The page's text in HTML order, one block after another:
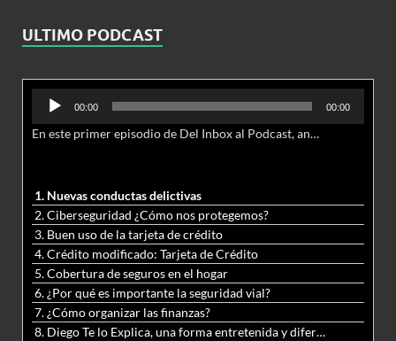
ULTIMO PODCAST
Reproductor
audio
00:00 00:00
En este primer episodio de Del Inbox al Podcast, analizamos junto al abogado Jonathan Brown las nuevas conductas delictivas cibernéticas y la necesidad de hacer modificaciones al Código Penal.
1. Nuevas conductas delictivas
2. Ciberseguridad ¿Cómo nos protegemos?
3. Buen uso de la tarjeta de crédito
4. Crédito modificado: Tarjeta de Crédito
5. Cobertura de seguros en el hogar
6. ¿Por qué es importante la seguridad vial?
7. ¿Cómo organizar las finanzas?
8. Diego Te lo Explica, una forma entretenida y diferente de aprender matemáticas y ciencias